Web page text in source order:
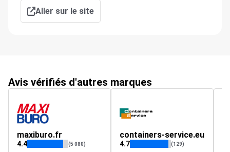
Aller sur le site
Avis vérifiés d'autres marques
maxiburo.fr
4.4 (5 080)
containers-service.eu
4.7 (129)